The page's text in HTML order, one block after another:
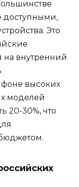
доступными,
Это
на внутренний
высоких
моделей
20-30%, что